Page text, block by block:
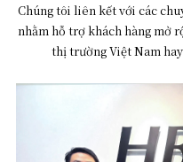
Chúng tôi liên kết với các
nhằm hỗ trợ khách hàng mở
thị trường Việt Nam